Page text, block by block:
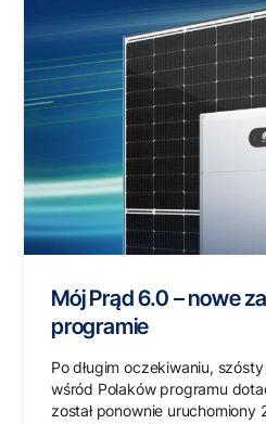
Mój Prąd 6.0 – nowe
programie
Po długim oczekiwaniu,
wśród Polaków programu
został ponownie